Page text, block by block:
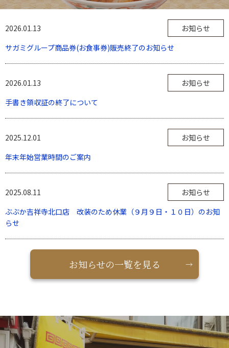
2026.01.13
お知らせ
サガミグループ商品券(お食事券)販売終了のお知らせ
2026.01.13
お知らせ
手書き領収証の終了について
2025.12.01
お知らせ
年末年始営業時間のご案内
2025.08.11
お知らせ
ぶぶか吉祥寺北口店 改装のため休業（９月９日・１０日）のお知
らせ
お知らせの一覧を見る